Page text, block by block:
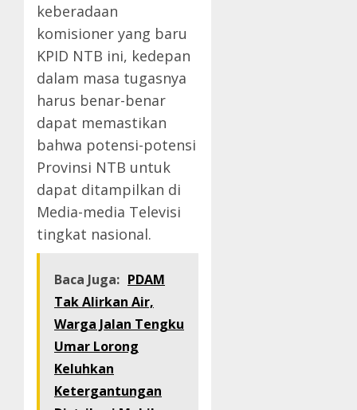
keberadaan
komisioner yang baru
KPID NTB ini, kedepan
dalam masa tugasnya
harus benar-benar
dapat memastikan
bahwa potensi-potensi
Provinsi NTB untuk
dapat ditampilkan di
Media-media Televisi
tingkat nasional.
Baca Juga: PDAM
Tak Alirkan Air,
Warga Jalan Tengku
Umar Lorong
Keluhkan
Ketergantungan